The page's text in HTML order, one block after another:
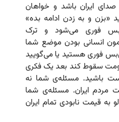
ایران باشد و خواهان
«بزن و به زدن ادامه بده»
فوری می‌شود و ترک
انسانی بودن موضع شما
فوری هستید یا می‌گویید
سقوط کند بعد یک فکری
باشید. مسئله‌ی شما نه
مردم ایران. مسئله‌ی شما
به قیمت نابودی تمام ایران